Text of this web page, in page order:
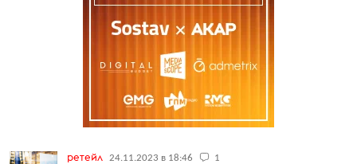
ретейл 24.11.2023 в 18:46 1